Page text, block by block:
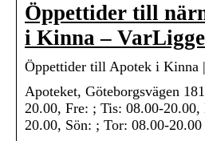
Öppettider till
i Kinna –
Öppettider till Apotek i Kinna
Apoteket, Göteborgsvägen
20.00, Fre: ; Tis: 08.00-
20.00, Sön: ; Tor: 08.00-